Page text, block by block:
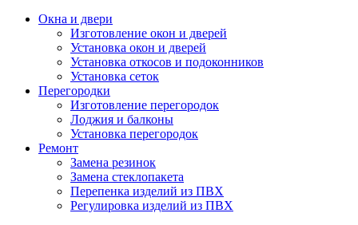
Окна и двери
Изготовление окон и дверей
Установка окон и дверей
Установка откосов и подоконников
Установка сеток
Перегородки
Изготовление перегородок
Лоджия и балконы
Установка перегородок
Ремонт
Замена резинок
Замена стеклопакета
Перепенка изделий из ПВХ
Регулировка изделий из ПВХ